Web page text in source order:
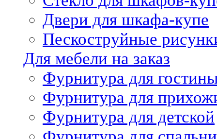
Двери для шкафа-купе
Пескоструйные
Для мебели на заказ
Фурнитура для
Фурнитура для
Фурнитура для детской